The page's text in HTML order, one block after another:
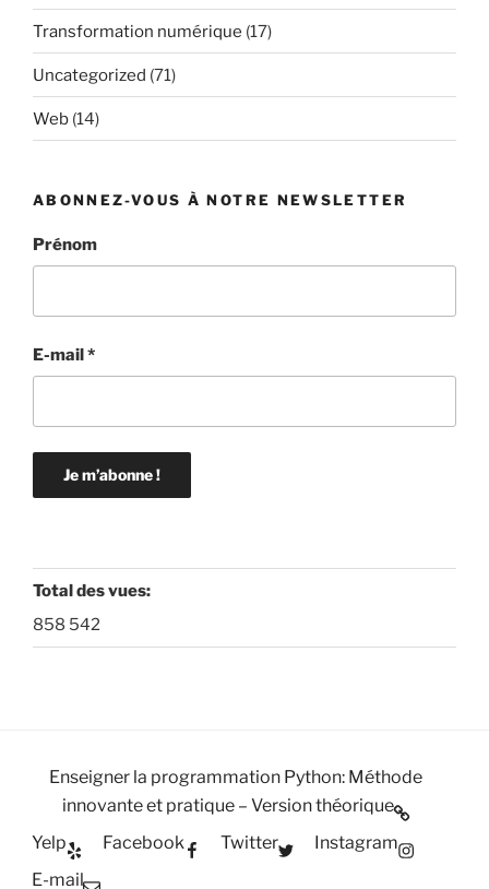
Transformation numérique (17)
Uncategorized (71)
Web (14)
ABONNEZ-VOUS À NOTRE NEWSLETTER
Prénom
E-mail*
Total des vues:
858 542
Enseigner la programmation Python: Méthode
innovante et pratique – Version théorique
Yelp
Facebook Twitter
Instagram
E-mail